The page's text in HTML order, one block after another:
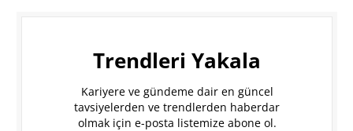
Trendleri Yakala
Kariyere ve gündeme dair en güncel
tavsiyelerden ve trendlerden haberdar
olmak için e-posta listemize abone ol.